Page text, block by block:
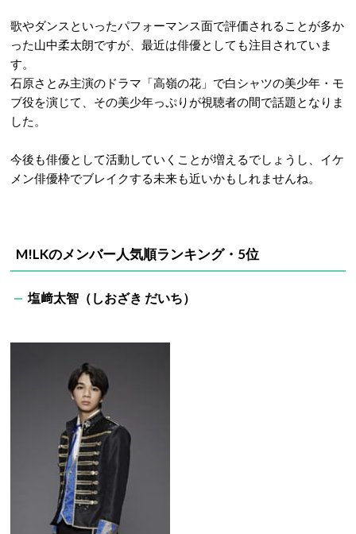
歌やダンスといったパフォーマンス面で評価されることが多か
った山中柔太朗ですが、最近は俳優としても注目されていま
す。
石原さとみ主演のドラマ「高嶺の花」で白シャツの美少年・モ
ブ役を演じて、その美少年っぷりが視聴者の間で話題となりま
した。
今後も俳優として活動していくことが増えるでしょうし、イケ
メン俳優枠でブレイクする未来も近いかもしれませんね。
M!LKのメンバー人気順ランキング・5位
塩﨑太智（しおざき だいち）